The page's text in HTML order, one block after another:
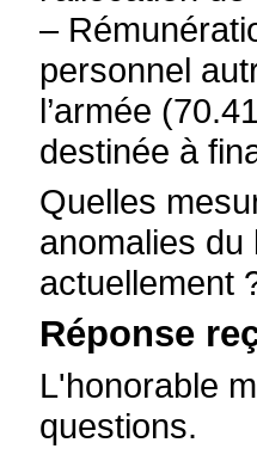
–
personnel
l’armée
destinée à
Quelles
anomalies
actuellement
Réponse
L'honorable
questions.